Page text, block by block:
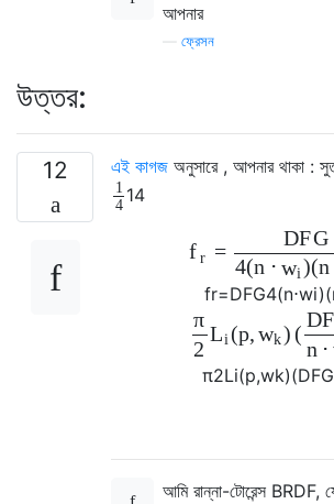
আপনার
ফ্রেসন
উত্তর:
12 এই কাগজ অনুসারে , আপনার থাকা :
1
4 14
f r =
DFG
4(n ⋅ wi )(n
fr=DFG4(n⋅wi)(
π
2
Li (p, wk) (
DF
n ⋅
π2Li(p,wk)(DFG
আমি রান্না-টোরেন্স BRDF,